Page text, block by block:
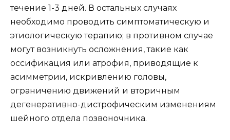
течение 1-3 дней. В остальных случаях
необходимо проводить симптоматическую и
этиологическую терапию; в противном случае
могут возникнуть осложнения, такие как
оссификация или атрофия, приводящие к
асимметрии, искривлению головы,
ограничению движений и вторичным
дегенеративно-дистрофическим изменениям
шейного отдела позвоночника.